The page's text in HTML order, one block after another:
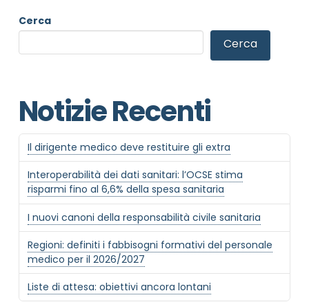
Cerca
Cerca
Notizie Recenti
Il dirigente medico deve restituire gli extra
Interoperabilità dei dati sanitari: l’OCSE stima
risparmi fino al 6,6% della spesa sanitaria
I nuovi canoni della responsabilità civile sanitaria
Regioni: definiti i fabbisogni formativi del personale
medico per il 2026/2027
Liste di attesa: obiettivi ancora lontani
NOME STRUTTURA*
MAIL REFERENTE*
MOTIVO DEL CONTATTO